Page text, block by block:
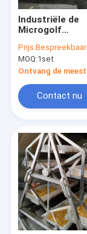
Industriële de
Microgolf
Ce ISO
Prijs:Bespreekbaar
MOQ:1set
Ontvang de meest
Contact nu